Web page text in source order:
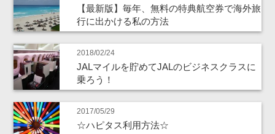
【最新版】毎年、無料の特典航空券で海外旅
行に出かける私の方法
2018/02/24
JALマイルを貯めてJALのビジネスクラスに
乗ろう！
2017/05/29
☆ハピタス利用方法☆